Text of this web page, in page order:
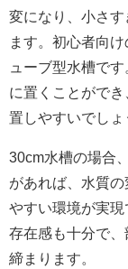
変になり、小さ
ます。初心者向
ューブ型水槽で
に置くことがで
置しやすいでしょ
30cm水槽の場合
があれば、水質
やすい環境が実
存在感も十分で
締まります。